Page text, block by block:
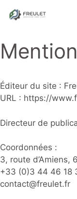
Éditeur du site :
URL : https://
Directeur de
Coordonnées :
3, route d’Amiens,
+33 (0)3 44 46 18
contact@freulet.fr